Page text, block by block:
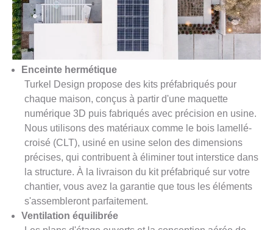
Enceinte hermétique
Turkel Design propose des kits préfabriqués pour
chaque maison, conçus à partir d'une maquette
numérique 3D puis fabriqués avec précision en usine.
Nous utilisons des matériaux comme le bois lamellé-
croisé (CLT), usiné en usine selon des dimensions
précises, qui contribuent à éliminer tout interstice dans
la structure. À la livraison du kit préfabriqué sur votre
chantier, vous avez la garantie que tous les éléments
s'assembleront parfaitement.
Ventilation équilibrée